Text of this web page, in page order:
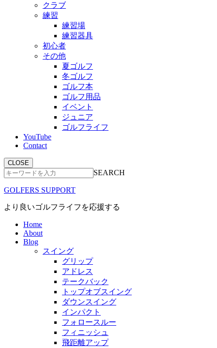
クラブ
練習
練習場
練習器具
初心者
その他
夏ゴルフ
冬ゴルフ
ゴルフ本
ゴルフ用品
イベント
ジュニア
ゴルフライフ
YouTube
Contact
CLOSE
SEARCH
GOLFERS SUPPORT
より良いゴルフライフを応援する
Home
About
Blog
スイング
グリップ
アドレス
テークバック
トップオブスイング
ダウンスイング
インパクト
フォロースルー
フィニッシュ
飛距離アップ